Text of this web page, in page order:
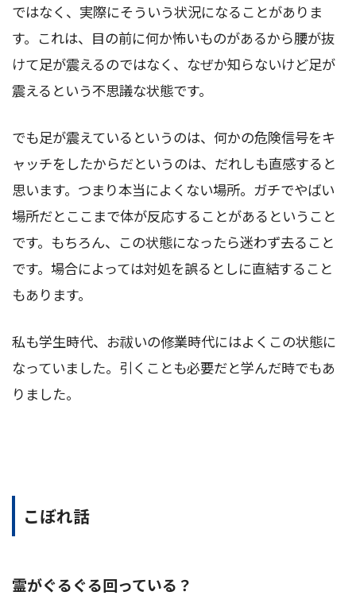
ではなく、実際にそういう状況になることがありま
す。これは、目の前に何か怖いものがあるから腰が抜
けて足が震えるのではなく、なぜか知らないけど足が
震えるという不思議な状態です。
でも足が震えているというのは、何かの危険信号をキ
ャッチをしたからだというのは、だれしも直感すると
思います。つまり本当によくない場所。ガチでやばい
場所だとここまで体が反応することがあるということ
です。もちろん、この状態になったら迷わず去ること
です。場合によっては対処を誤るとしに直結すること
もあります。
私も学生時代、お祓いの修業時代にはよくこの状態に
なっていました。引くことも必要だと学んだ時でもあ
りました。
こぼれ話
霊がぐるぐる回っている？